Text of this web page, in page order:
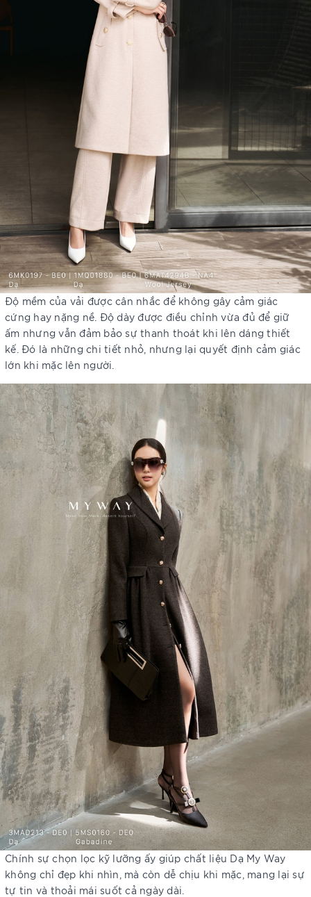
Độ mềm của vải được cân nhắc để không gây cảm giác
cứng hay nặng nề. Độ dày được điều chỉnh vừa đủ để giữ
ấm nhưng vẫn đảm bảo sự thanh thoát khi lên dáng thiết
kế. Đó là những chi tiết nhỏ, nhưng lại quyết định cảm giác
lớn khi mặc lên người.
Chính sự chọn lọc kỹ lưỡng ấy giúp chất liệu Dạ My Way
không chỉ đẹp khi nhìn, mà còn dễ chịu khi mặc, mang lại sự
tự tin và thoải mái suốt cả ngày dài.